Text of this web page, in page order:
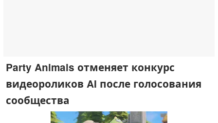
Party Animals отменяет конкурс
видеороликов AI после голосования
сообщества